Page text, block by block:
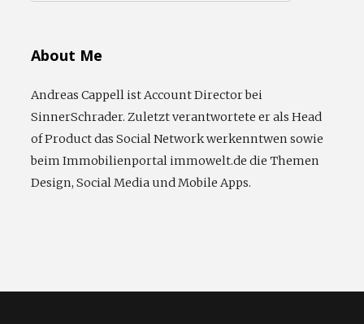
nach:
About Me
Andreas Cappell ist Account Director bei
SinnerSchrader. Zuletzt verantwortete er als Head
of Product das Social Network werkenntwen sowie
beim Immobilienportal immowelt.de die Themen
Design, Social Media und Mobile Apps.